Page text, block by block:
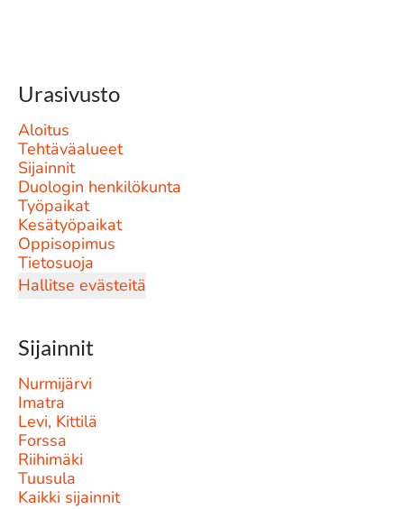
Urasivusto
Aloitus
Tehtäväalueet
Sijainnit
Duologin henkilökunta
Työpaikat
Kesätyöpaikat
Oppisopimus
Tietosuoja
Hallitse evästeitä
Sijainnit
Nurmijärvi
Imatra
Levi, Kittilä
Forssa
Riihimäki
Tuusula
Kaikki sijainnit